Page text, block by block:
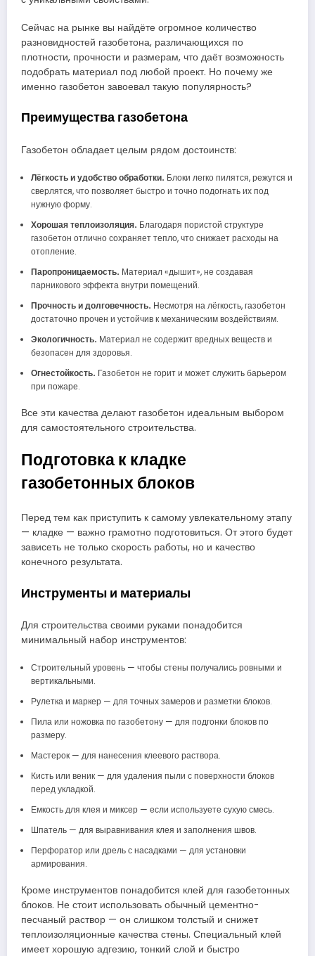
Сейчас на рынке вы найдёте огромное количество
разновидностей газобетона, различающихся по
плотности, прочности и размерам, что даёт возможность
подобрать материал под любой проект. Но почему же
именно газобетон завоевал такую популярность?
Преимущества газобетона
Газобетон обладает целым рядом достоинств:
Лёгкость и удобство обработки. Блоки легко пилятся, режутся и
сверлятся, что позволяет быстро и точно подогнать их под
нужную форму.
Хорошая теплоизоляция. Благодаря пористой структуре
газобетон отлично сохраняет тепло, что снижает расходы на
отопление.
Паропроницаемость. Материал «дышит», не создавая
парникового эффекта внутри помещений.
Прочность и долговечность. Несмотря на лёгкость, газобетон
достаточно прочен и устойчив к механическим воздействиям.
Экологичность. Материал не содержит вредных веществ и
безопасен для здоровья.
Огнестойкость. Газобетон не горит и может служить барьером
при пожаре.
Все эти качества делают газобетон идеальным выбором
для самостоятельного строительства.
Подготовка к кладке
газобетонных блоков
Перед тем как приступить к самому увлекательному этапу
— кладке — важно грамотно подготовиться. От этого будет
зависеть не только скорость работы, но и качество
конечного результата.
Инструменты и материалы
Для строительства своими руками понадобится
минимальный набор инструментов:
Строительный уровень — чтобы стены получались ровными и
вертикальными.
Рулетка и маркер — для точных замеров и разметки блоков.
Пила или ножовка по газобетону — для подгонки блоков по
размеру.
Мастерок — для нанесения клеевого раствора.
Кисть или веник — для удаления пыли с поверхности блоков
перед укладкой.
Емкость для клея и миксер — если используете сухую смесь.
Шпатель — для выравнивания клея и заполнения швов.
Перфоратор или дрель с насадками — для установки
армирования.
Кроме инструментов понадобится клей для газобетонных
блоков. Не стоит использовать обычный цементно-
песчаный раствор — он слишком толстый и снижет
теплоизоляционные качества стены. Специальный клей
имеет хорошую адгезию, тонкий слой и быстро